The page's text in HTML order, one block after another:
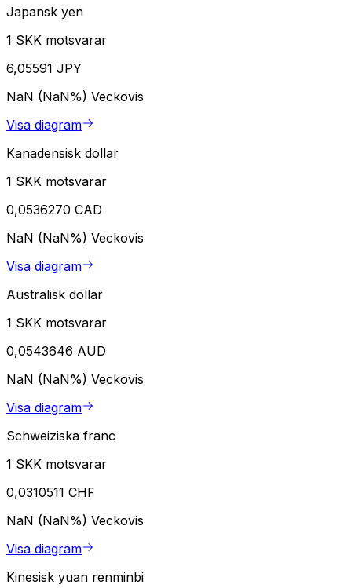
Japansk yen
1 SKK motsvarar
6,05591 JPY
NaN (NaN%) Veckovis
Visa diagram
Kanadensisk dollar
1 SKK motsvarar
0,0536270 CAD
NaN (NaN%) Veckovis
Visa diagram
Australisk dollar
1 SKK motsvarar
0,0543646 AUD
NaN (NaN%) Veckovis
Visa diagram
Schweiziska franc
1 SKK motsvarar
0,0310511 CHF
NaN (NaN%) Veckovis
Visa diagram
Kinesisk yuan renminbi